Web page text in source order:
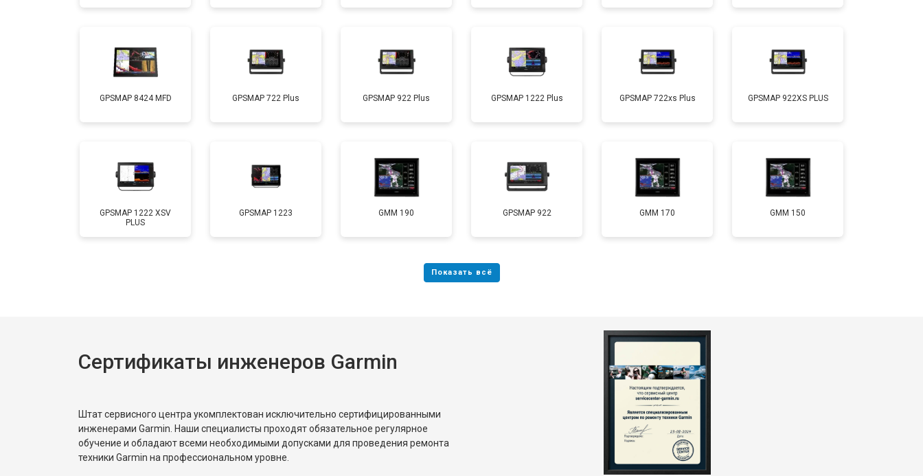
GPSMAP 8424 MFD GPSMAP 722 Plus GPSMAP 922 Plus GPSMAP 1222 Plus GPSMAP 722xs Plus GPSMAP 922XS PLUS
GPSMAP 1222 XSV
PLUS
GPSMAP 1223 GMM 190 GPSMAP 922 GMM 170 GMM 150
Сертификаты инженеров Garmin
Штат сервисного центра укомплектован исключительно сертифицированными
инженерами Garmin. Наши специалисты проходят обязательное регулярное
обучение и обладают всеми необходимыми допусками для проведения ремонта
техники Garmin на профессиональном уровне.